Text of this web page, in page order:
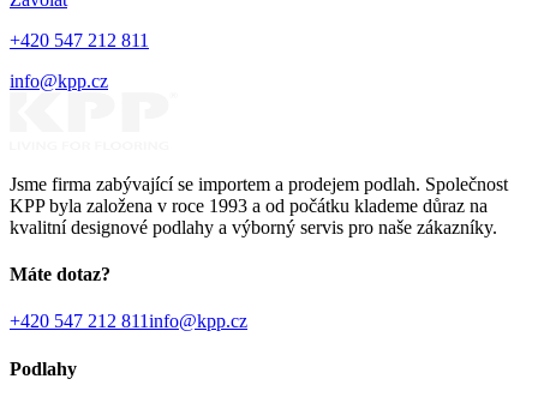
+420 547 212 811
info@kpp.cz
Jsme firma zabývající se importem a prodejem podlah. Společnost
KPP byla založena v roce 1993 a od počátku klademe důraz na
kvalitní designové podlahy a výborný servis pro naše zákazníky.
Máte dotaz?
+420 547 212 811info@kpp.cz
Podlahy